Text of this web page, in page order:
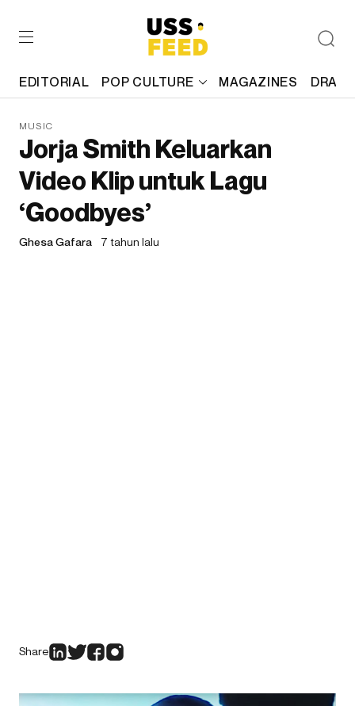
EDITORIAL POP CULTURE MAGAZINES
MUSIC
Jorja Smith Keluarkan
Video Klip untuk Lagu
‘Goodbyes’
Ghesa Gafara 7 tahun lalu
Share